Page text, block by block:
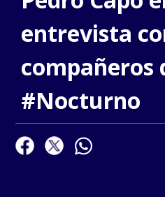
entrevista
compañeros
#Nocturno